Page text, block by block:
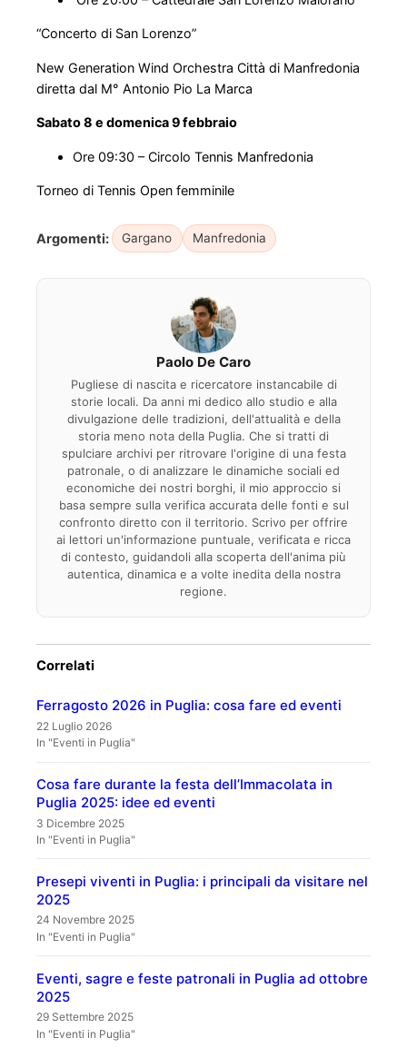
“Concerto di San Lorenzo”
New Generation Wind Orchestra Città di Manfredonia
diretta dal M° Antonio Pio La Marca
Sabato 8 e domenica 9 febbraio
Ore 09:30 – Circolo Tennis Manfredonia
Torneo di Tennis Open femminile
Argomenti: Gargano Manfredonia
Paolo De Caro
Pugliese di nascita e ricercatore instancabile di
storie locali. Da anni mi dedico allo studio e alla
divulgazione delle tradizioni, dell'attualità e della
storia meno nota della Puglia. Che si tratti di
spulciare archivi per ritrovare l'origine di una festa
patronale, o di analizzare le dinamiche sociali ed
economiche dei nostri borghi, il mio approccio si
basa sempre sulla verifica accurata delle fonti e sul
confronto diretto con il territorio. Scrivo per offrire
ai lettori un'informazione puntuale, verificata e ricca
di contesto, guidandoli alla scoperta dell'anima più
autentica, dinamica e a volte inedita della nostra
regione.
Correlati
Ferragosto 2026 in Puglia: cosa fare ed eventi
22 Luglio 2026
In "Eventi in Puglia"
Cosa fare durante la festa dell’Immacolata in
Puglia 2025: idee ed eventi
3 Dicembre 2025
In "Eventi in Puglia"
Presepi viventi in Puglia: i principali da visitare nel
2025
24 Novembre 2025
In "Eventi in Puglia"
Eventi, sagre e feste patronali in Puglia ad ottobre
2025
29 Settembre 2025
In "Eventi in Puglia"